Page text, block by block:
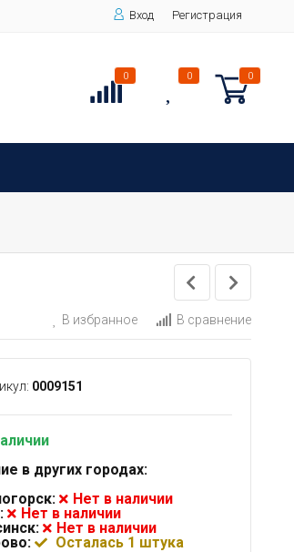
Вход Регистрация
0 0 0
В избранное В сравнение
0009151
в других городах:
Нет в наличии
Нет в наличии
Нет в наличии
Осталась 1 штука